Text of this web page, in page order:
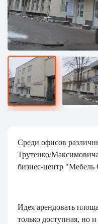
Среди офисов
Трутенко/
бизнес-центр "Мебель
Идея арендовать
только доступная, но